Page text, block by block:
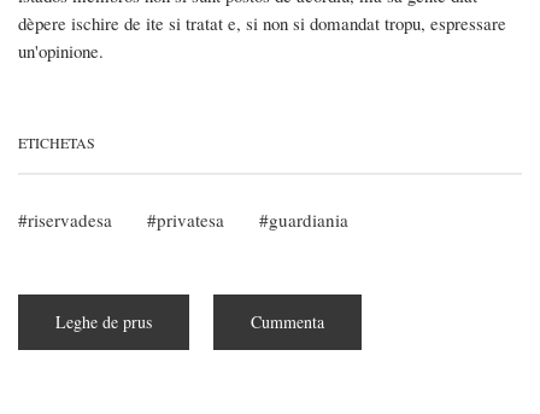
dèpere ischire de ite si tratat e, si non si domandat tropu, espressare
un'opinione.
ETICHETAS
riservadesa privatesa guardiania
Leghe de prus
Control:
Cummenta